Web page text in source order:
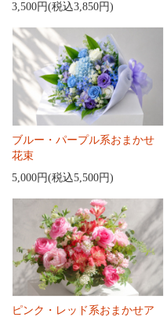
3,500円(税込3,850円)
ブルー・パープル系おまかせ
花束
5,000円(税込5,500円)
ピンク・レッド系おまかせア